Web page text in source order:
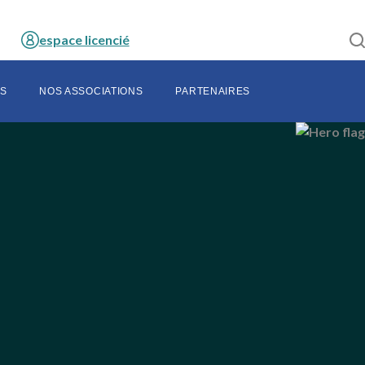
espace licencié
NOS ASSOCIATIONS PARTENAIRES